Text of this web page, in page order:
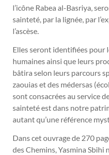
l’icône Rabea al-Basriya,
sainteté, par la lignée, par
l’ascèse.
Elles seront identifiées pour
humaines ainsi que leurs
bâtira selon leurs parcours
zaouias et des médersas
sont consacrées au service
sainteté est dans notre
autant qu’une référence
Dans cet ouvrage de 270
des Chemins, Yasmina Sbihi